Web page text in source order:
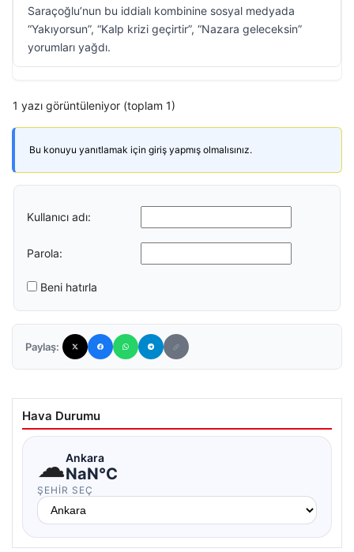
Saraçoğlu’nun bu iddialı kombinine sosyal medyada
“Yakıyorsun”, “Kalp krizi geçirtir”, “Nazara geleceksin”
yorumları yağdı.
1 yazı görüntüleniyor (toplam 1)
Bu konuyu yanıtlamak için giriş yapmış olmalısınız.
Kullanıcı adı:
Parola:
Beni hatırla
Paylaş:
Hava Durumu
☁Ankara
NaN°C
ŞEHIR SEÇ